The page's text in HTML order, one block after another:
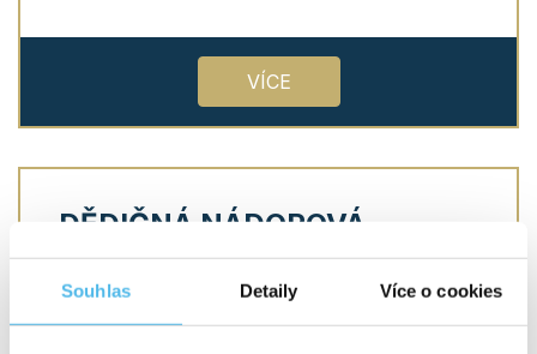
Souhlas Detaily Více o cookies
VÍCE
DĚDIČNÁ NÁDOROVÁ
ONEMOCNĚNÍ
Onkologická onemocnění se aktuálně řadí